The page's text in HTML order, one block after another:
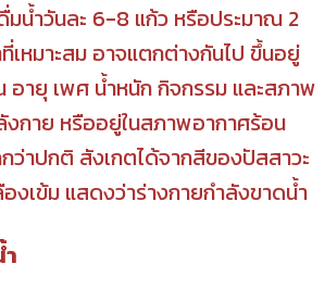
มน้ำวันละ 6-8 แก้ว หรือประมาณ 2
หมาะสม อาจแตกต่างกันไป ขึ้นอยู่
อายุ เพศ น้ำหนัก กิจกรรม และสภาพ
กาย หรืออยู่ในสภาพอากาศร้อน
ว่าปกติ สังเกตได้จากสีของปัสสาวะ
งเข้ม แสดงว่าร่างกายกำลังขาดน้ำ